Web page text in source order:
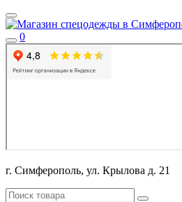
0
г. Симферополь, ул. Крылова д. 21